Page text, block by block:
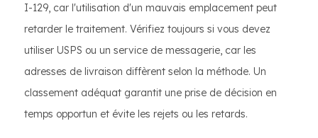
I-129, car l'utilisation d'un mauvais emplacement peut
retarder le traitement. Vérifiez toujours si vous devez
utiliser USPS ou un service de messagerie, car les
adresses de livraison diffèrent selon la méthode. Un
classement adéquat garantit une prise de décision en
temps opportun et évite les rejets ou les retards.